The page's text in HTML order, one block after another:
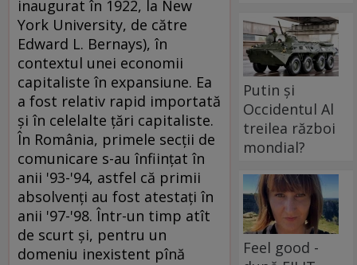
Putin și
Occidentul Al
treilea război
mondial?
Feel good -